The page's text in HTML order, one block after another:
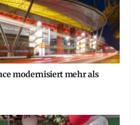
modernisiert mehr als